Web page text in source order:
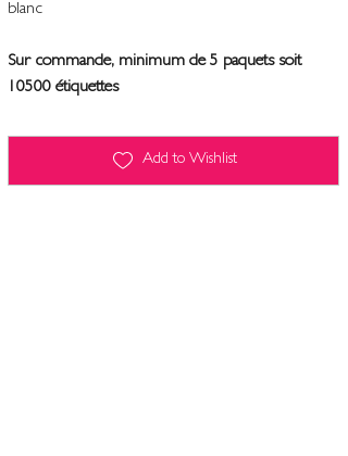
blanc
Sur commande, minimum de 5 paquets soit
10500 étiquettes
Add to Wishlist